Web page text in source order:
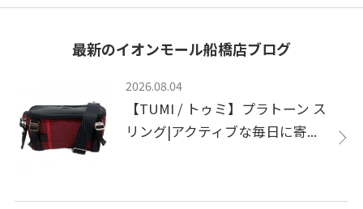
最新のイオンモール船橋店ブログ
2026.08.04
【TUMI / トゥミ】プラトーン ス
リング|アクティブな毎日に寄...